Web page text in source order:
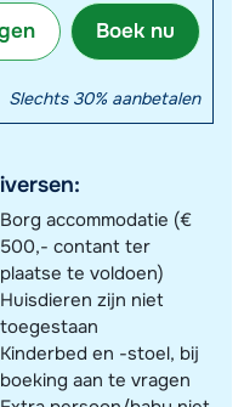
Boek nu
Slechts 30% aanbetalen
Borg accommodatie (€
500,- contant ter
plaatse te voldoen)
Huisdieren zijn niet
toegestaan
Kinderbed en -stoel, bij
boeking aan te vragen